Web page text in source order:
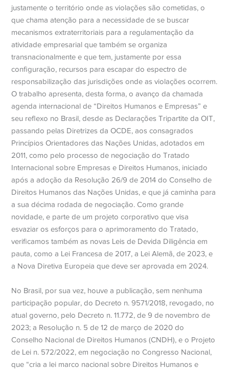
justamente o território onde as violações são cometidas, o
que chama atenção para a necessidade de se buscar
mecanismos extraterritoriais para a regulamentação da
atividade empresarial que também se organiza
transnacionalmente e que tem, justamente por essa
configuração, recursos para escapar do espectro de
responsabilização das jurisdições onde as violações ocorrem.
O trabalho apresenta, desta forma, o avanço da chamada
agenda internacional de “Direitos Humanos e Empresas” e
seu reflexo no Brasil, desde as Declarações Tripartite da OIT,
passando pelas Diretrizes da OCDE, aos consagrados
Princípios Orientadores das Nações Unidas, adotados em
2011, como pelo processo de negociação do Tratado
Internacional sobre Empresas e Direitos Humanos, iniciado
após a adoção da Resolução 26/9 de 2014 do Conselho de
Direitos Humanos das Nações Unidas, e que já caminha para
a sua décima rodada de negociação. Como grande
novidade, e parte de um projeto corporativo que visa
esvaziar os esforços para o aprimoramento do Tratado,
verificamos também as novas Leis de Devida Diligência em
pauta, como a Lei Francesa de 2017, a Lei Alemã, de 2023, e
a Nova Diretiva Europeia que deve ser aprovada em 2024.
No Brasil, por sua vez, houve a publicação, sem nenhuma
participação popular, do Decreto n. 9571/2018, revogado, no
atual governo, pelo Decreto n. 11.772, de 9 de novembro de
2023; a Resolução n. 5 de 12 de março de 2020 do
Conselho Nacional de Direitos Humanos (CNDH), e o Projeto
de Lei n. 572/2022, em negociação no Congresso Nacional,
que “cria a lei marco nacional sobre Direitos Humanos e